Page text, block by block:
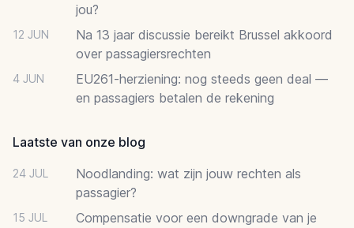
jou?
12 JUN
Na 13 jaar discussie bereikt Brussel akkoord
over passagiersrechten
4 JUN
EU261-herziening: nog steeds geen deal —
en passagiers betalen de rekening
Laatste van onze blog
24 JUL
Noodlanding: wat zijn jouw rechten als
passagier?
15 JUL
Compensatie voor een downgrade van je